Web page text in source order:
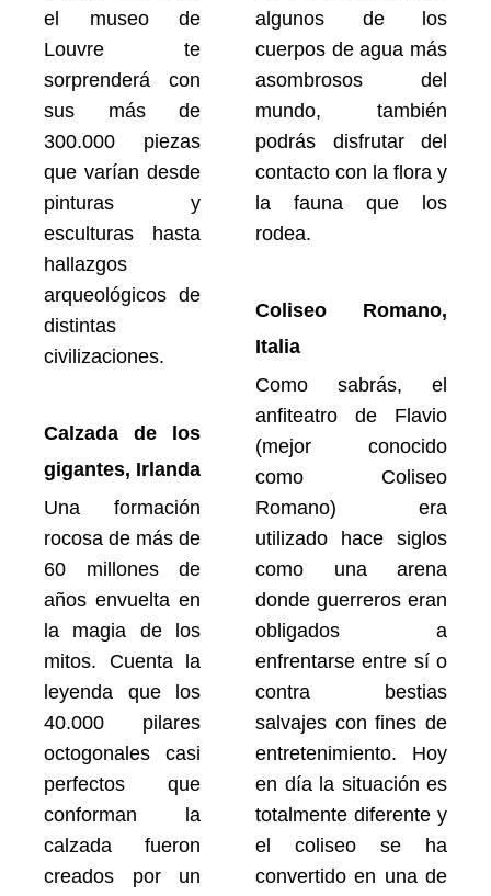
el museo de
Louvre te
sorprenderá con
sus más de
300.000 piezas
que varían desde
pinturas y
esculturas hasta
hallazgos
arqueológicos de
distintas
civilizaciones.
Calzada de los
gigantes, Irlanda
Una formación
rocosa de más de
60 millones de
años envuelta en
la magia de los
mitos. Cuenta la
leyenda que los
40.000 pilares
octogonales casi
perfectos que
conforman la
calzada fueron
creados por un
algunos de los
cuerpos de agua más
asombrosos del
mundo, también
podrás disfrutar del
contacto con la flora y
la fauna que los
rodea.
Coliseo Romano,
Italia
Como sabrás, el
anfiteatro de Flavio
(mejor conocido
como Coliseo
Romano) era
utilizado hace siglos
como una arena
donde guerreros eran
obligados a
enfrentarse entre sí o
contra bestias
salvajes con fines de
entretenimiento. Hoy
en día la situación es
totalmente diferente y
el coliseo se ha
convertido en una de